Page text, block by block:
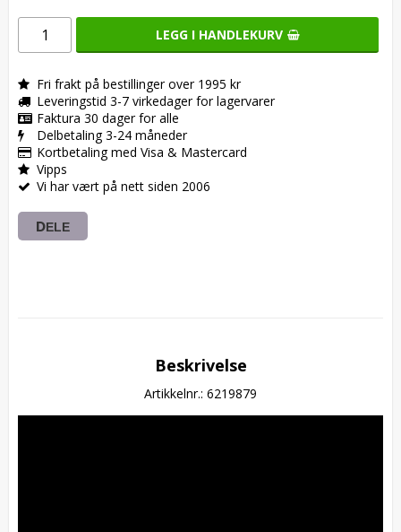
LEGG I HANDLEKURV
Fri frakt på bestillinger over 1995 kr
Leveringstid 3-7 virkedager for lagervarer
Faktura 30 dager for alle
Delbetaling 3-24 måneder
Kortbetaling med Visa & Mastercard
Vipps
Vi har vært på nett siden 2006
DELE
Beskrivelse
Artikkelnr.: 6219879